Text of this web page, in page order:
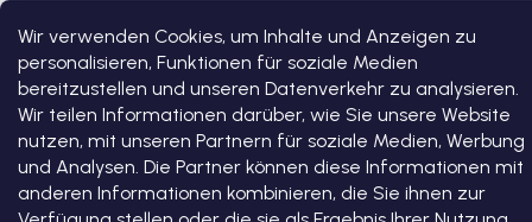
Wir verwenden Cookies, um Inhalte und Anzeigen zu
personalisieren, Funktionen für soziale Medien
bereitzustellen und unseren Datenverkehr zu analysieren.
Wir teilen Informationen darüber, wie Sie unsere Website
nutzen, mit unseren Partnern für soziale Medien, Werbung
und Analysen. Die Partner können diese Informationen mit
anderen Informationen kombinieren, die Sie ihnen zur